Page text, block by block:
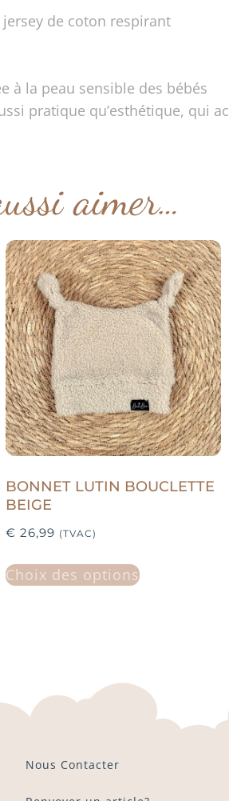
de coton respirant
à la peau sensible des bébés
pratique qu’esthétique, qui
aimer…
BONNET LUTIN BOUCLETTE
BEIGE
€ 26,99 (TVAC)
Choix des options
Nous Contacter